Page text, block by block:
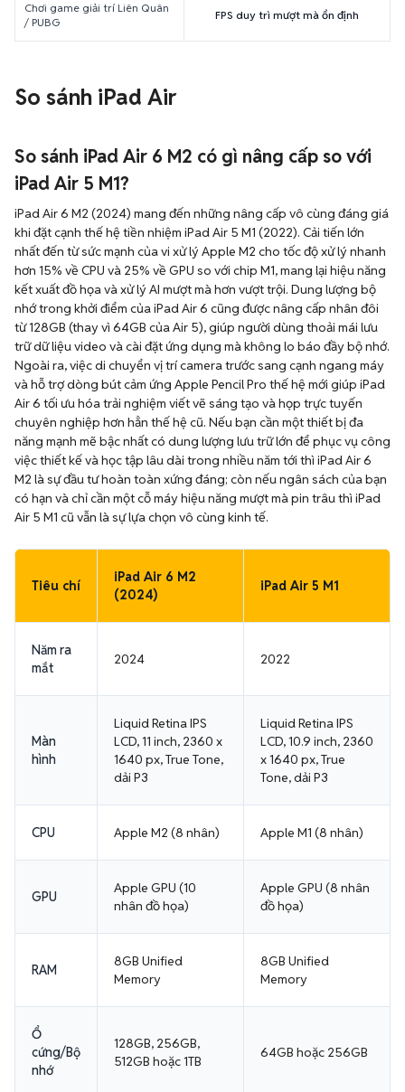
Chơi game giải trí Liên Quân
/ PUBG
FPS duy trì mượt mà ổn định
So sánh iPad Air
So sánh iPad Air 6 M2 có gì nâng cấp so với
iPad Air 5 M1?
iPad Air 6 M2 (2024) mang đến những nâng cấp vô cùng đáng giá
khi đặt cạnh thế hệ tiền nhiệm iPad Air 5 M1 (2022). Cải tiến lớn
nhất đến từ sức mạnh của vi xử lý Apple M2 cho tốc độ xử lý nhanh
hơn 15% về CPU và 25% về GPU so với chip M1, mang lại hiệu năng
kết xuất đồ họa và xử lý AI mượt mà hơn vượt trội. Dung lượng bộ
nhớ trong khởi điểm của iPad Air 6 cũng được nâng cấp nhân đôi
từ 128GB (thay vì 64GB của Air 5), giúp người dùng thoải mái lưu
trữ dữ liệu video và cài đặt ứng dụng mà không lo báo đầy bộ nhớ.
Ngoài ra, việc di chuyển vị trí camera trước sang cạnh ngang máy
và hỗ trợ dòng bút cảm ứng Apple Pencil Pro thế hệ mới giúp iPad
Air 6 tối ưu hóa trải nghiệm viết vẽ sáng tạo và họp trực tuyến
chuyên nghiệp hơn hẳn thế hệ cũ. Nếu bạn cần một thiết bị đa
năng mạnh mẽ bậc nhất có dung lượng lưu trữ lớn để phục vụ công
việc thiết kế và học tập lâu dài trong nhiều năm tới thì iPad Air 6
M2 là sự đầu tư hoàn toàn xứng đáng; còn nếu ngân sách của bạn
có hạn và chỉ cần một cỗ máy hiệu năng mượt mà pin trâu thì iPad
Air 5 M1 cũ vẫn là sự lựa chọn vô cùng kinh tế.
Tiêu chí
iPad Air 6 M2
(2024)
iPad Air 5 M1
Năm ra
mắt
2024 2022
Màn
hình
Liquid Retina IPS
LCD, 11 inch, 2360 x
1640 px, True Tone,
dải P3
Liquid Retina IPS
LCD, 10.9 inch, 2360
x 1640 px, True
Tone, dải P3
CPU Apple M2 (8 nhân) Apple M1 (8 nhân)
GPU
Apple GPU (10
nhân đồ họa)
Apple GPU (8 nhân
đồ họa)
RAM
8GB Unified
Memory
8GB Unified
Memory
Ổ
cứng/Bộ
nhớ
128GB, 256GB,
512GB hoặc 1TB
64GB hoặc 256GB